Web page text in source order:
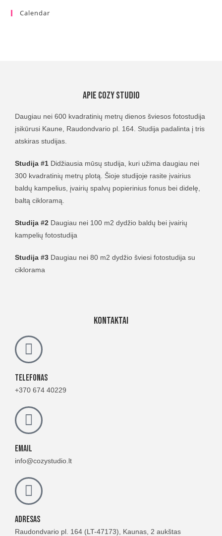
Calendar
Apie Cozy Studio
Daugiau nei 600 kvadratinių metrų dienos šviesos fotostudija
įsikūrusi Kaune, Raudondvario pl. 164. Studija padalinta į tris
atskiras studijas.
Studija #1 Didžiausia mūsų studija, kuri užima daugiau nei
300 kvadratinių metrų plotą. Šioje studijoje rasite įvairius
baldų kampelius, įvairių spalvų popierinius fonus bei didelę,
baltą cikloramą.
Studija #2 Daugiau nei 100 m2 dydžio baldų bei įvairių
kampelių fotostudija
Studija #3 Daugiau nei 80 m2 dydžio šviesi fotostudija su
ciklorama
Kontaktai
Telefonas
+370 674 40229
email
info@cozystudio.lt
Adresas
Raudondvario pl. 164 (LT-47173), Kaunas, 2 aukštas